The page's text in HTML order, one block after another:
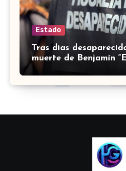
Estado
Tras días
muerte de Benjamín